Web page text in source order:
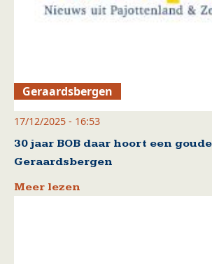
Geraardsbergen
17/12/2025 - 16:53
30 jaar BOB daar hoort een
Geraardsbergen
Meer lezen